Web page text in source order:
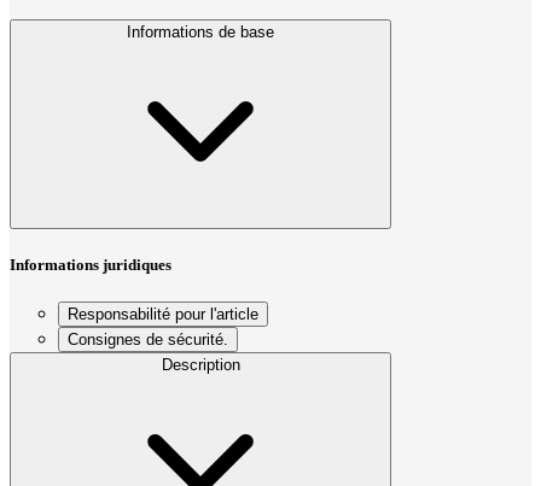
Informations de base
Informations juridiques
Responsabilité pour l'article
Consignes de sécurité.
Description